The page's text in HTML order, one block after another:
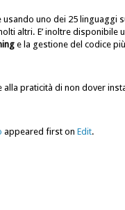
uno dei 25 linguaggi
altri. E’ inoltre disponibile
e la gestione del codice
alla praticità di non dover
appeared first on Edit.